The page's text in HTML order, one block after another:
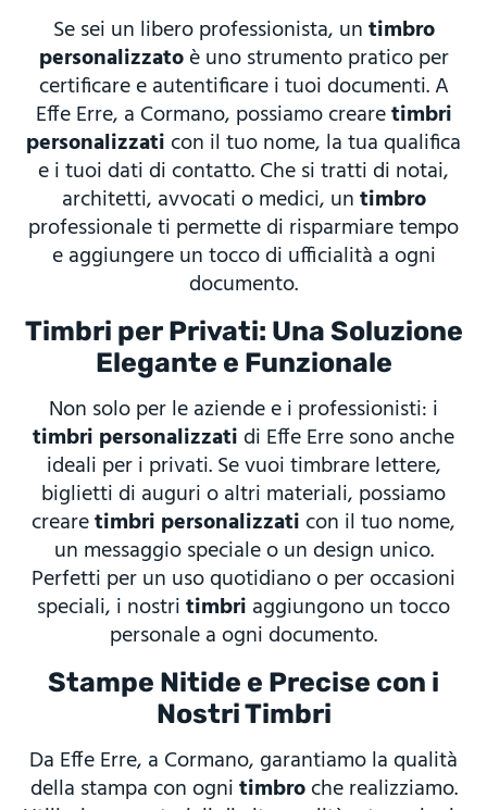
Se sei un libero professionista, untimbro
personalizzatoè uno strumento pratico per
certificare e autentificare i tuoi documenti. A
Effe Erre, a Cormano, possiamo crearetimbri
personalizzati con il tuo nome, la tua qualifica
e i tuoi dati di contatto. Che si tratti di notai,
architetti, avvocati o medici, untimbro
professionale ti permette di risparmiare tempo
e aggiungere un tocco di ufficialità a ogni
documento.
Timbri per Privati: Una Soluzione
Elegante e Funzionale
Non solo per le aziende e i professionisti: i
timbri personalizzatidi Effe Erre sono anche
ideali per i privati. Se vuoi timbrare lettere,
biglietti di auguri o altri materiali, possiamo
crearetimbri personalizzati con il tuo nome,
un messaggio speciale o un design unico.
Perfetti per un uso quotidiano o per occasioni
speciali, i nostritimbri aggiungono un tocco
personale a ogni documento.
Stampe Nitide e Precise con i
Nostri Timbri
Da Effe Erre, a Cormano, garantiamo la qualità
della stampa con ognitimbroche realizziamo.